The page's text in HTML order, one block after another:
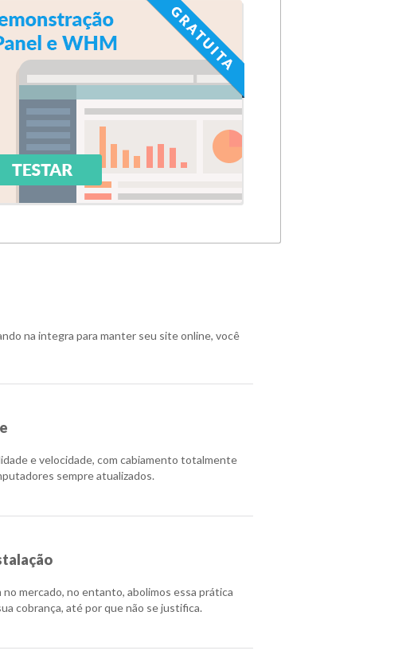
na integra para manter seu site online, você
e velocidade, com cabiamento totalmente
sempre atualizados.
mercado, no entanto, abolimos essa prática
cobrança, até por que não se justifica.